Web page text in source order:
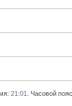
21:01 . Часовой